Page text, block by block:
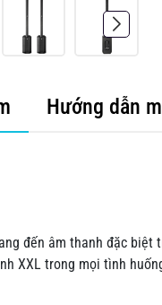
Hướng dẫn
đến âm thanh đặc
XXL trong mọi tình